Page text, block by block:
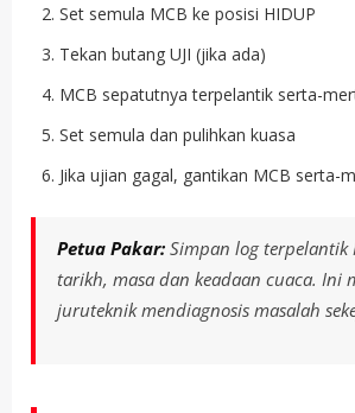
Set semula MCB ke posisi HIDUP
Tekan butang UJI (jika ada)
MCB sepatutnya terpelantik serta-
Set semula dan pulihkan kuasa
Jika ujian gagal, gantikan MCB serta-
Petua Pakar:Simpan log terpelantik
tarikh, masa dan keadaan cuaca. Ini
juruteknik mendiagnosis masalah